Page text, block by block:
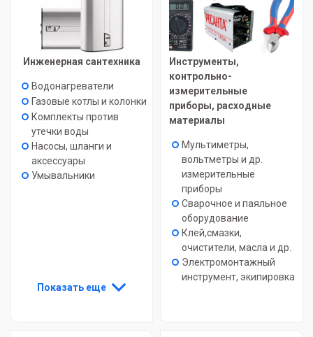
Инженерная сантехника
Водонагреватели
Газовые котлы и колонки
Комплекты против
утечки воды
Насосы, шланги и
аксессуары
Умывальники
Показать еще
Инструменты,
контрольно-
измерительные
приборы, расходные
материалы
Мультиметры,
вольтметры и др.
измерительные
приборы
Сварочное и паяльное
оборудование
Клей,смазки,
очистители, масла и др.
Электромонтажный
инструмент, экипировка